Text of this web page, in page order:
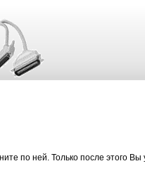
по ней. Только после этого